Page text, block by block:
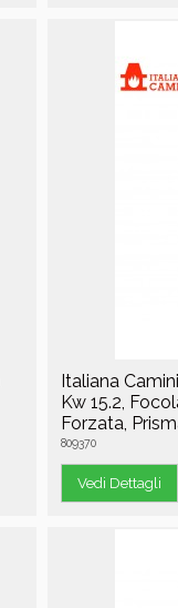
Italiana
Kw 15.2,
Forzata,
809370
Vedi Dettagli